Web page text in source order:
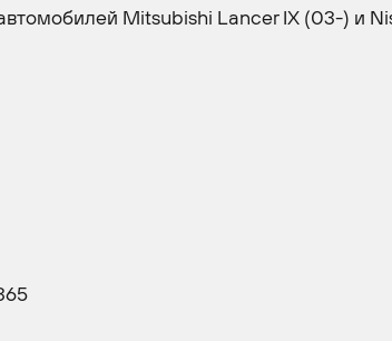
Mitsubishi Lancer IX (03-) и